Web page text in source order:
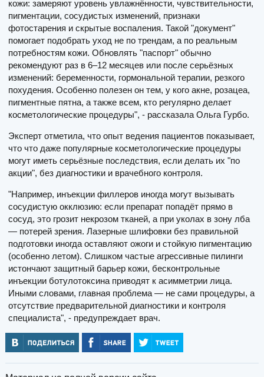
кожи: замеряют уровень увлажнённости, чувствительности,
пигментации, сосудистых изменений, признаки
фотостарения и скрытые воспаления. Такой "документ"
помогает подобрать уход не по трендам, а по реальным
потребностям кожи. Обновлять "паспорт" обычно
рекомендуют раз в 6–12 месяцев или после серьёзных
изменений: беременности, гормональной терапии, резкого
похудения. Особенно полезен он тем, у кого акне, розацеа,
пигментные пятна, а также всем, кто регулярно делает
косметологические процедуры", - рассказала Ольга Гурбо.
Эксперт отметила, что опыт ведения пациентов показывает,
что что даже популярные косметологические процедуры
могут иметь серьёзные последствия, если делать их "по
акции", без диагностики и врачебного контроля.
"Например, инъекции филлеров иногда могут вызывать
сосудистую окклюзию: если препарат попадёт прямо в
сосуд, это грозит некрозом тканей, а при уколах в зону лба
— потерей зрения. Лазерные шлифовки без правильной
подготовки иногда оставляют ожоги и стойкую пигментацию
(особенно летом). Слишком частые агрессивные пилинги
истончают защитный барьер кожи, бесконтрольные
инъекции ботулотоксина приводят к асимметрии лица.
Иными словами, главная проблема — не сами процедуры, а
отсутствие предварительной диагностики и контроля
специалиста", - предупреждает врач.